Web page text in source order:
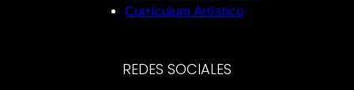
Currículum Artístico
REDES SOCIALES